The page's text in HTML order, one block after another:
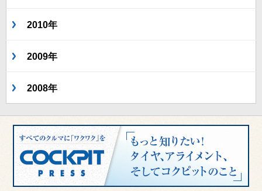
2010年
2009年
2008年